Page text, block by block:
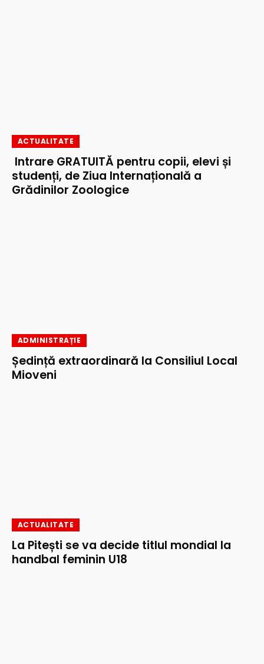
ACTUALITATE
Intrare GRATUITĂ pentru copii, elevi și
studenți, de Ziua Internațională a
Grădinilor Zoologice
ADMINISTRAȚIE
Ședință extraordinară la Consiliul Local
Mioveni
ACTUALITATE
La Pitești se va decide titlul mondial la
handbal feminin U18